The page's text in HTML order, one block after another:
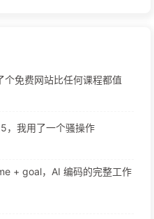
个免费网站比任何课程都值
，我用了一个骚操作
+ goal，AI 编码的完整工作